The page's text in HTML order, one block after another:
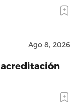
Ago 8, 2026